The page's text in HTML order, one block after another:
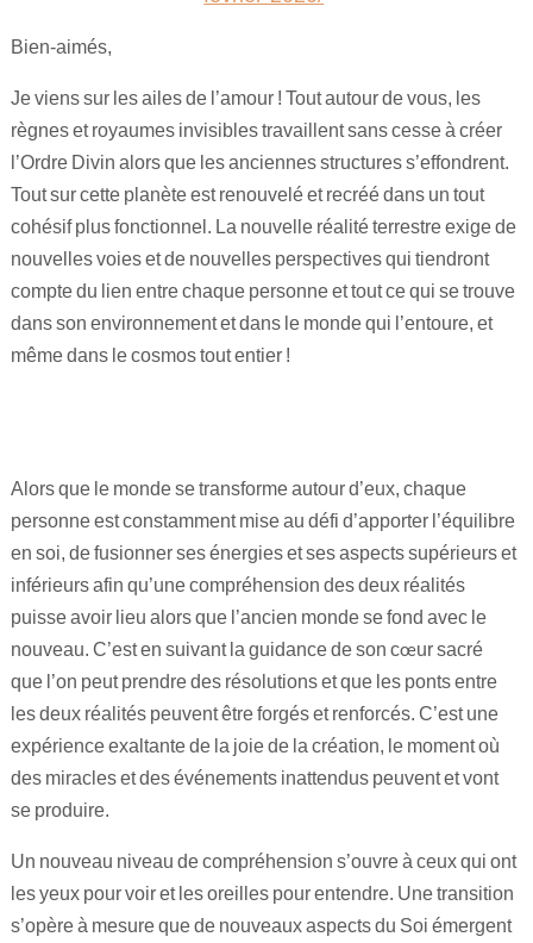
Maitre Hilarion, Maitre du Rayon Vert !
Archange Raphaël rayon émeraude !
Invocation à la flamme de guérison !
Bien-aimés,
Je viens sur les ailes de l’amour ! Tout autour de vous, les
règnes et royaumes invisibles travaillent sans cesse à créer
l’Ordre Divin alors que les anciennes structures s’effondrent.
Tout sur cette planète est renouvelé et recréé dans un tout
cohésif plus fonctionnel. La nouvelle réalité terrestre exige de
nouvelles voies et de nouvelles perspectives qui tiendront
compte du lien entre chaque personne et tout ce qui se trouve
dans son environnement et dans le monde qui l’entoure, et
même dans le cosmos tout entier !
Alors que le monde se transforme autour d’eux, chaque
personne est constamment mise au défi d’apporter l’équilibre
en soi, de fusionner ses énergies et ses aspects supérieurs et
inférieurs afin qu’une compréhension des deux réalités
puisse avoir lieu alors que l’ancien monde se fond avec le
nouveau. C’est en suivant la guidance de son cœur sacré
que l’on peut prendre des résolutions et que les ponts entre
les deux réalités peuvent être forgés et renforcés. C’est une
expérience exaltante de la joie de la création, le moment où
des miracles et des événements inattendus peuvent et vont
se produire.
Un nouveau niveau de compréhension s’ouvre à ceux qui ont
les yeux pour voir et les oreilles pour entendre. Une transition
s’opère à mesure que de nouveaux aspects du Soi émergent